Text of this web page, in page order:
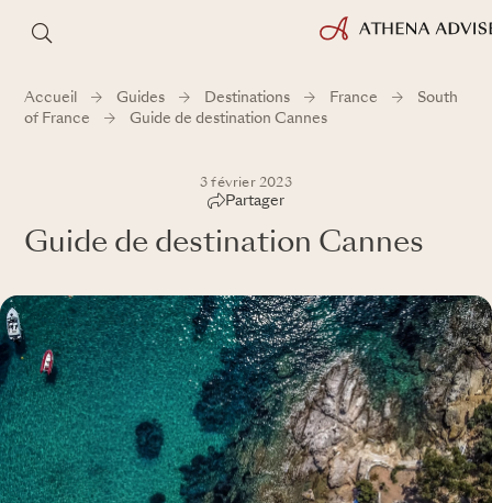
Accueil Guides Destinations France
South
of France
Guide de destination Cannes
3 février 2023
Partager
Guide de destination Cannes